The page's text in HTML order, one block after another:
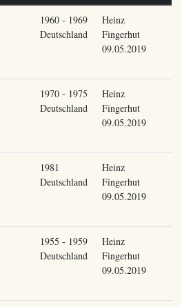
1960 - 1969
Deutschland
Heinz
Fingerhut
09.05.2019
1970 - 1975
Deutschland
Heinz
Fingerhut
09.05.2019
1981
Deutschland
Heinz
Fingerhut
09.05.2019
1955 - 1959
Deutschland
Heinz
Fingerhut
09.05.2019